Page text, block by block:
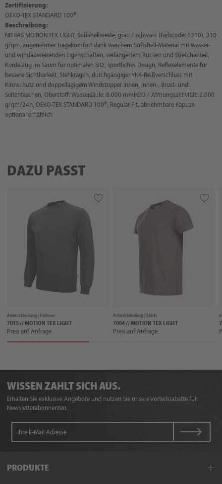
Zertifizierung:
OEKO-TEX STANDARD 100®
Beschreibung:
NITRAS MOTION TEX LIGHT, Softshellweste, grau / schwarz (Farbcode: 1210), 310
g/qm, angenehmer Tragekomfort dank weichem Softshell-Material mit wasser-
und windabweisenden Eigenschaften, verlängertem Rücken und Stretchanteil,
Kordelzug im Saum für optimalen Sitz, sportliches Design, Reflexelemente für
bessere Sichtbarkeit, Stehkragen, durchgängiger YKK-Reißverschluss mit
Kinnschutz und doppellagigem Windstopper innen, Innen-, Brust- und
Seitentaschen, Oberstoff: Wassersäule: 8.000 mmH2O / Atmungsaktivität: 2.000
g/qm/24h, OEKO-TEX STANDARD 100®, Regular Fit, abnehmbare Kapuze
optional erhältlich
DAZU PASST
Arbeitskleidung | Pullover
7015 // MOTION TEX LIGHT
Preis auf Anfrage
Arbeitskleidung |Shirts
7004 // MOTION TEX LIGHT
Preis auf Anfrage
WISSEN ZAHLT SICH AUS.
Erhalten Sie exklusive Angebote und nutzen Sie unsere Vorteilsrabatte für
Newsletterabonnenten.
PRODUKTE